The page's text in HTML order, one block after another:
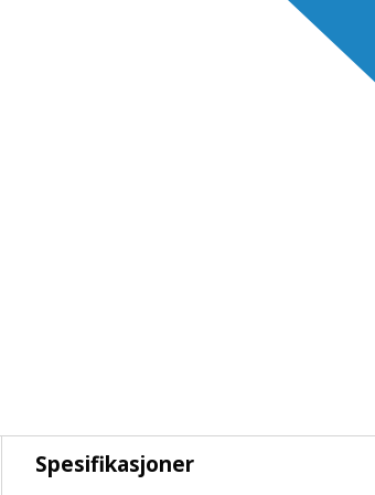
Spesifikasjoner